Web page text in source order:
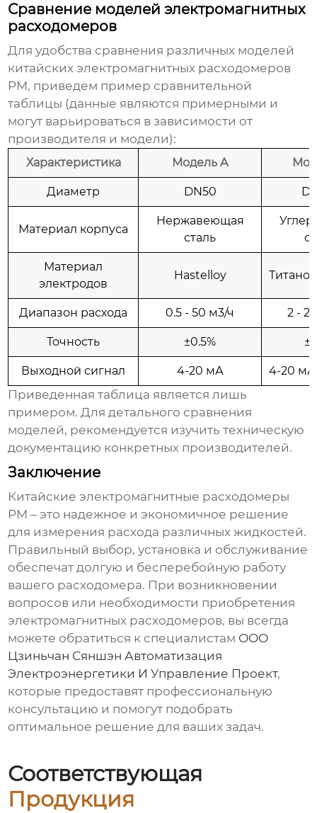
Сравнение моделей электромагнитных
расходомеров
Для удобства сравнения различных моделей
китайских электромагнитных расходомеров
PM, приведем пример сравнительной
таблицы (данные являются примерными и
могут варьироваться в зависимости от
производителя и модели):
Характеристика Модель A
Диаметр DN50
Материал корпуса
Нержавеющая
сталь
Материал
электродов
Hastelloy
Диапазон расхода 0.5 - 50 м3/ч 2 -
Точность ±0.5%
Выходной сигнал 4-20 мА 4-20
Приведенная таблица является лишь
примером. Для детального сравнения
моделей, рекомендуется изучить техническую
документацию конкретных производителей.
Заключение
Китайские электромагнитные расходомеры
PM – это надежное и экономичное решение
для измерения расхода различных жидкостей.
Правильный выбор, установка и обслуживание
обеспечат долгую и бесперебойную работу
вашего расходомера. При возникновении
вопросов или необходимости приобретения
электромагнитных расходомеров, вы всегда
можете обратиться к специалистам ООО
Цзиньчан Сяншэн Автоматизация
Электроэнергетики И Управление Проект,
которые предоставят профессиональную
консультацию и помогут подобрать
оптимальное решение для ваших задач.
Соответствующая
Продукция